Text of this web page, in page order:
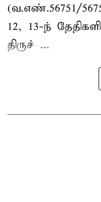
(வ.எண்.56751/
12, 13-ந்
திருச் ...